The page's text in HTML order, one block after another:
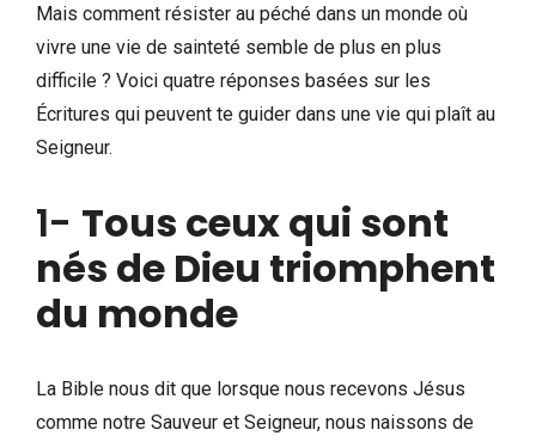
Mais comment résister au péché dans un monde où
vivre une vie de sainteté semble de plus en plus
difficile ? Voici quatre réponses basées sur les
Écritures qui peuvent te guider dans une vie qui plaît au
Seigneur.
1- Tous ceux qui sont
nés de Dieu triomphent
du monde
La Bible nous dit que lorsque nous recevons Jésus
comme notre Sauveur et Seigneur, nous naissons de